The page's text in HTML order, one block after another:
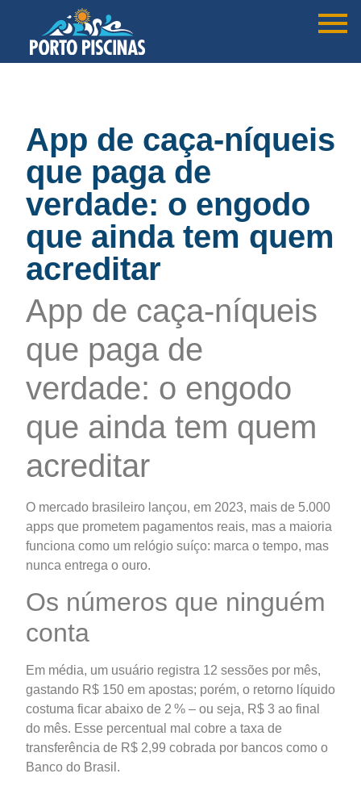
App de caça‑níqueis
que paga de
verdade: o engodo
que ainda tem quem
acreditar
App de caça‑níqueis
que paga de
verdade: o engodo
que ainda tem quem
acreditar
O mercado brasileiro lançou, em 2023, mais de 5.000
apps que prometem pagamentos reais, mas a maioria
funciona como um relógio suíço: marca o tempo, mas
nunca entrega o ouro.
Os números que ninguém
conta
Em média, um usuário registra 12 sessões por mês,
gastando R$ 150 em apostas; porém, o retorno líquido
costuma ficar abaixo de 2 % – ou seja, R$ 3 ao final
do mês. Esse percentual mal cobre a taxa de
transferência de R$ 2,99 cobrada por bancos como o
Banco do Brasil.